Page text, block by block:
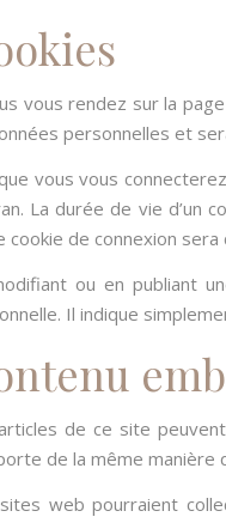
vous rendez sur la
personnelles et
vous vous
La durée de vie d’un
cookie de connexion
ou en publiant
Il indique
de ce site
de la même manière
web pourraient